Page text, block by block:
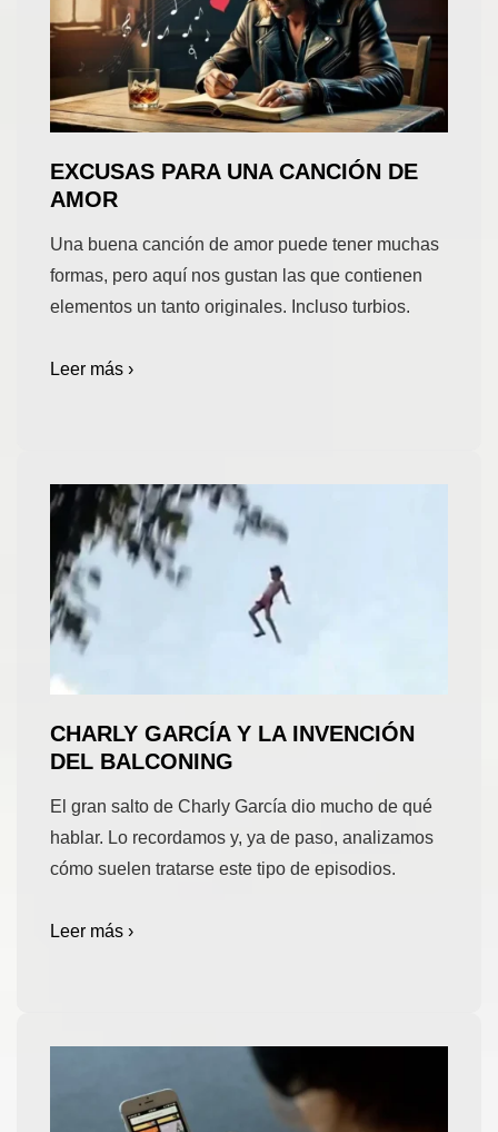
EXCUSAS PARA UNA CANCIÓN DE
AMOR
Una buena canción de amor puede tener muchas
formas, pero aquí nos gustan las que contienen
elementos un tanto originales. Incluso turbios.
Leer más ›
CHARLY GARCÍA Y LA INVENCIÓN
DEL BALCONING
El gran salto de Charly García dio mucho de qué
hablar. Lo recordamos y, ya de paso, analizamos
cómo suelen tratarse este tipo de episodios.
Leer más ›